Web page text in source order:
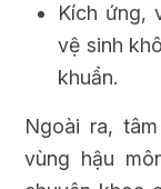
Kích ứng,
vệ sinh
khuẩn.
Ngoài ra,
vùng hậu